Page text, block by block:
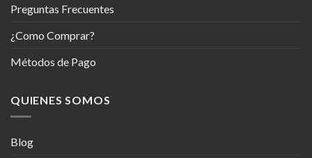
Preguntas Frecuentes
¿Como Comprar?
Métodos de Pago
QUIENES SOMOS
Blog